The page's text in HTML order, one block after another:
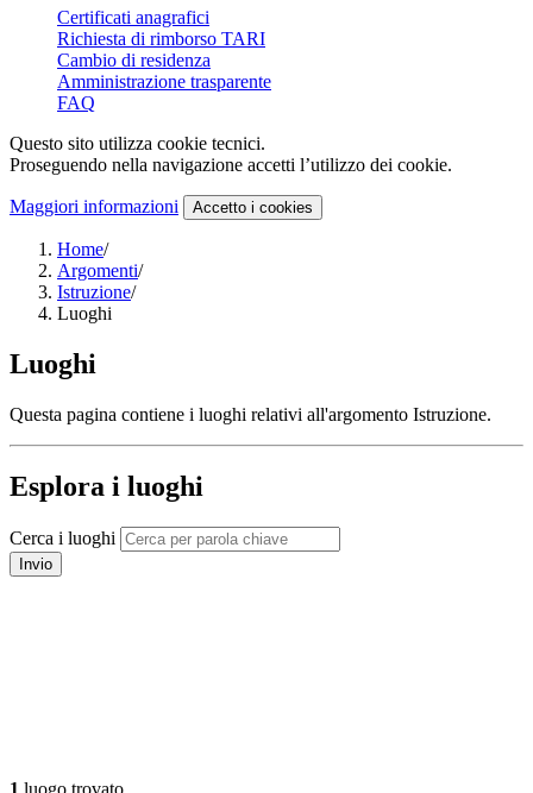
Certificati anagrafici
Richiesta di rimborso TARI
Cambio di residenza
Amministrazione trasparente
FAQ
Questo sito utilizza cookie tecnici.
Proseguendo nella navigazione accetti l’utilizzo dei cookie.
Maggiori informazioni Accetto i cookies
Home/
Argomenti/
Istruzione/
Luoghi
Luoghi
Questa pagina contiene i luoghi relativi all'argomento Istruzione.
Esplora i luoghi
Cerca i luoghi
Invio
1 luogo trovato